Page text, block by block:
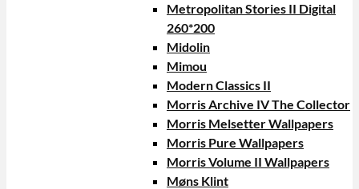
Metropolitan Stories II Digital
260*200
Midolin
Mimou
Modern Classics II
Morris Archive IV The Collector
Morris Melsetter Wallpapers
Morris Pure Wallpapers
Morris Volume II Wallpapers
Møns Klint